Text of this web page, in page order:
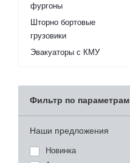
фургоны
Шторно бортовые
грузовики
Эвакуаторы с КМУ
Фильтр по параметрам
Наши предложения
Новинка